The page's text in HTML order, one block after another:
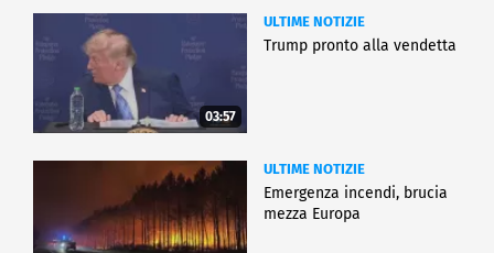
03:57
ULTIME NOTIZIE
Trump pronto alla vendetta
ULTIME NOTIZIE
Emergenza incendi, brucia
mezza Europa